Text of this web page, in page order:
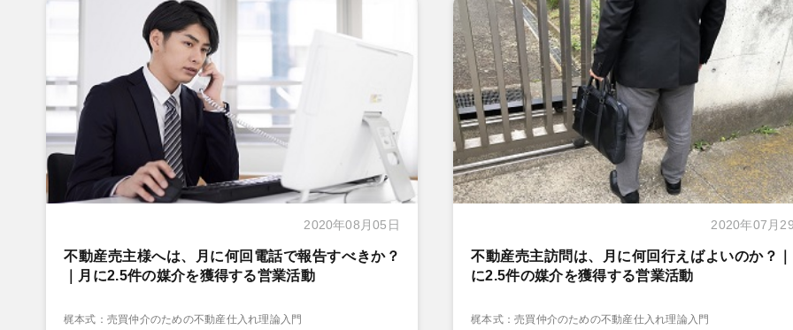
2020年08月05日
不動産売主様へは、月に何回電話で報告すべきか？
｜月に2.5件の媒介を獲得する営業活動
梶本式：売買仲介のための不動産仕入れ理論入門
2020年07月
不動産売主訪問は、月に何回行えばよいのか？
に2.5件の媒介を獲得する営業活動
梶本式：売買仲介のための不動産仕入れ理論入門